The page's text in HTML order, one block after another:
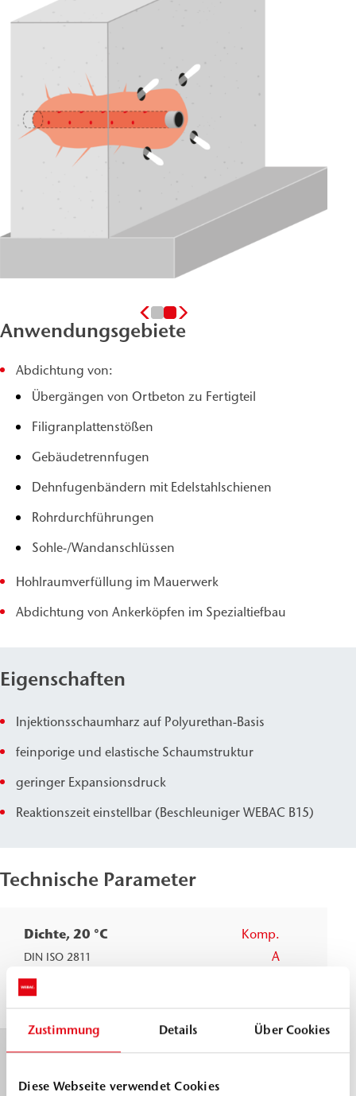
Zustimmung Details Über Cookies
Diese Webseite verwendet Cookies
Anwendungsgebiete
Abdichtung von:
Übergängen von Ortbeton zu Fertigteil
Filigranplattenstößen
Gebäudetrennfugen
Dehnfugenbändern mit Edelstahlschienen
Rohrdurchführungen
Sohle-/Wandanschlüssen
Hohlraumverfüllung im Mauerwerk
Abdichtung von Ankerköpfen im Spezialtiefbau
Eigenschaften
Injektionsschaumharz auf Polyurethan-Basis
feinporige und elastische Schaumstruktur
geringer Expansionsdruck
Reaktionszeit einstellbar (Beschleuniger WEBAC B15)
Technische Parameter
Dichte, 20 °C
DIN ISO 2811
Komp.
A
Topfzeit
WEBAC Prüfvorschrift angelehnt
30